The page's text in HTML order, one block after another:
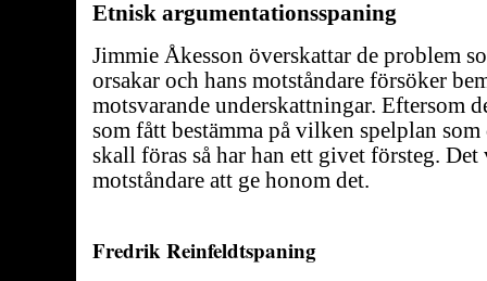
Etnisk argumentationsspaning
Jimmie Åkesson överskattar de problem
orsakar och hans motståndare försöker
motsvarande underskattningar. Eftersom
som fått bestämma på vilken spelplan som
skall föras så har han ett givet försteg. Det
motståndare att ge honom det.
Fredrik Reinfeldtspaning